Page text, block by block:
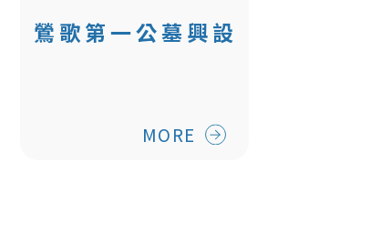
鶯歌第一公墓興設
MORE